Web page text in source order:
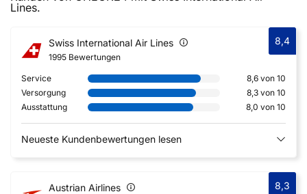
Lines.
Swiss International Air Lines
1995 Bewertungen
8,4
Service
8,6 von 10
Versorgung
8,3 von 10
Ausstattung
8,0 von 10
Neueste Kundenbewertungen lesen
Austrian Airlines 8,3